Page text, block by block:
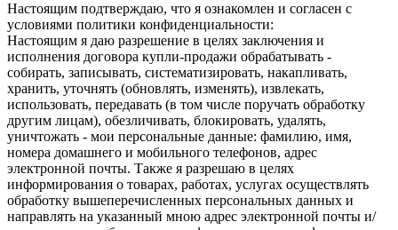
Настоящим подтверждаю, что я ознакомлен и согласен с
условиями политики конфиденциальности:
Настоящим я даю разрешение в целях заключения и
исполнения договора купли-продажи обрабатывать -
собирать, записывать, систематизировать, накапливать,
хранить, уточнять (обновлять, изменять), извлекать,
использовать, передавать (в том числе поручать обработку
другим лицам), обезличивать, блокировать, удалять,
уничтожать - мои персональные данные: фамилию, имя,
номера домашнего и мобильного телефонов, адрес
электронной почты. Также я разрешаю в целях
информирования о товарах, работах, услугах осуществлять
обработку вышеперечисленных персональных данных и
направлять на указанный мною адрес электронной почты и/